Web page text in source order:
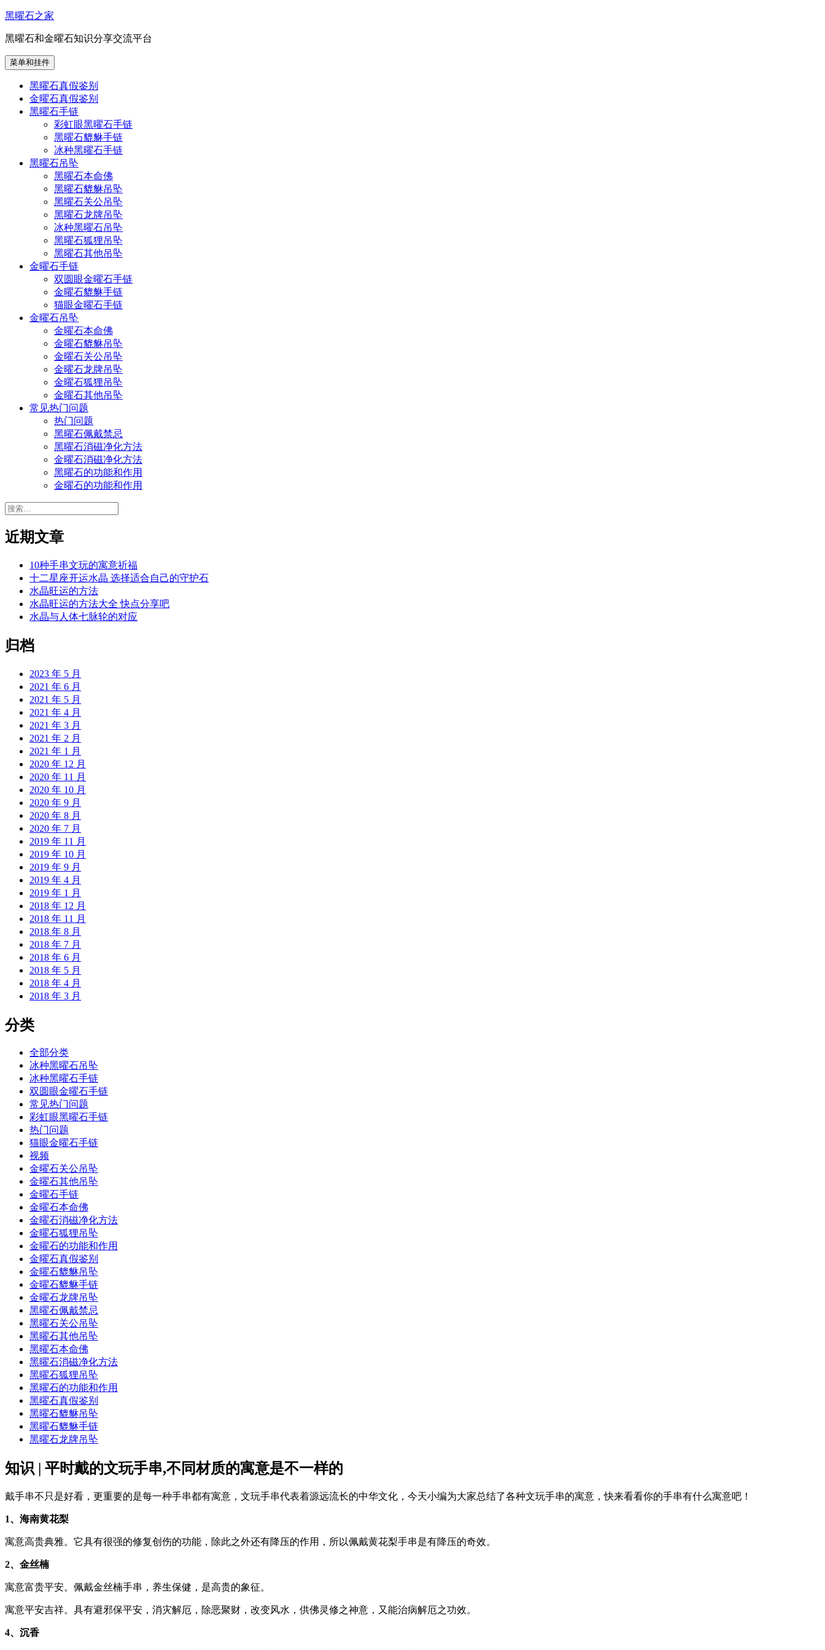
跳
内
容
黑曜石之家
黑曜石和金曜石知识分享交流平台
菜单和挂件
黑曜石真假鉴别
金曜石真假鉴别
黑曜石手链
彩虹眼黑曜石手链
黑曜石貔貅手链
冰种黑曜石手链
黑曜石吊坠
黑曜石本命佛
黑曜石貔貅吊坠
黑曜石关公吊坠
黑曜石龙牌吊坠
冰种黑曜石吊坠
黑曜石狐狸吊坠
黑曜石其他吊坠
金曜石手链
双圆眼金曜石手链
金曜石貔貅手链
猫眼金曜石手链
金曜石吊坠
金曜石本命佛
金曜石貔貅吊坠
金曜石关公吊坠
金曜石龙牌吊坠
金曜石狐狸吊坠
金曜石其他吊坠
常见热门问题
热门问题
黑曜石佩戴禁忌
黑曜石消磁净化方法
金曜石消磁净化方法
黑曜石的功能和作用
金曜石的功能和作用
搜
近期文章
10种手串文玩的寓意祈福
十二星座开运水晶 选择适合自己的守护石
水晶旺运的方法
水晶旺运的方法大全 快点分享吧
水晶与人体七脉轮的对应
归档
2023 年 5 月
2021 年 6 月
2021 年 5 月
2021 年 4 月
2021 年 3 月
2021 年 2 月
2021 年 1 月
2020 年 12 月
2020 年 11 月
2020 年 10 月
2020 年 9 月
2020 年 8 月
2020 年 7 月
2019 年 11 月
2019 年 10 月
2019 年 9 月
2019 年 4 月
2019 年 1 月
2018 年 12 月
2018 年 11 月
2018 年 8 月
2018 年 7 月
2018 年 6 月
2018 年 5 月
2018 年 4 月
2018 年 3 月
分类
全部分类
冰种黑曜石吊坠
冰种黑曜石手链
双圆眼金曜石手链
常见热门问题
彩虹眼黑曜石手链
热门问题
猫眼金曜石手链
视频
金曜石关公吊坠
金曜石其他吊坠
金曜石手链
金曜石本命佛
金曜石消磁净化方法
金曜石狐狸吊坠
金曜石的功能和作用
金曜石真假鉴别
金曜石貔貅吊坠
金曜石貔貅手链
金曜石龙牌吊坠
黑曜石佩戴禁忌
黑曜石关公吊坠
黑曜石其他吊坠
黑曜石本命佛
黑曜石消磁净化方法
黑曜石狐狸吊坠
黑曜石的功能和作用
黑曜石真假鉴别
黑曜石貔貅吊坠
黑曜石貔貅手链
黑曜石龙牌吊坠
知识 | 平时戴的文玩手串,不同材质的寓意是不一样的
戴手串不只是好看，更重要的是每一种手串都有寓意，文玩手串代表着源远流长的中华文化，今天小编为大家总结了各种文玩手串的寓意，快来看看你的手串有什么寓意吧！
1、海南黄花梨
寓意高贵典雅。它具有很强的修复创伤的功能，除此之外还有降压的作用，所以佩戴黄花梨手串是有降压的奇效。
2、金丝楠
寓意富贵平安。佩戴金丝楠手串，养生保健，是高贵的象征。
寓意平安吉祥。具有避邪保平安，消灾解厄，除恶聚财，改变风水，供佛灵修之神意，又能治病解厄之功效。
4、沉香